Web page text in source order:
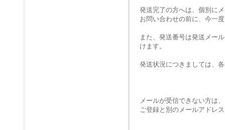
発送完了の方へは、個別に
お問い合わせの前に、今一
また、発送番号は発送メー
けます。
発送状況につきましては、
メールが受信できない方は、
ご登録と別のメールアドレ